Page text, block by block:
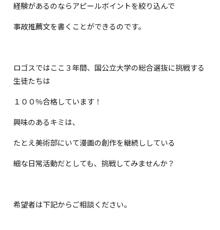
経験があるのならアピールボイントを絞り込んで
事故推薦文を書くことができるのです。
ロゴスではここ３年間、国公立大学の総合選抜に挑戦する
生徒たちは
１００％合格しています！
興味のあるキミは、
たとえ美術部にいて漫画の創作を継続ししている
細な日常活動だとしても、挑戦してみませんか？
希望者は下記からご相談ください。